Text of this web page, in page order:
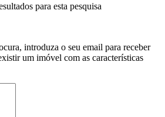
para esta pesquisa
introduza o seu email para receber
um imóvel com as características